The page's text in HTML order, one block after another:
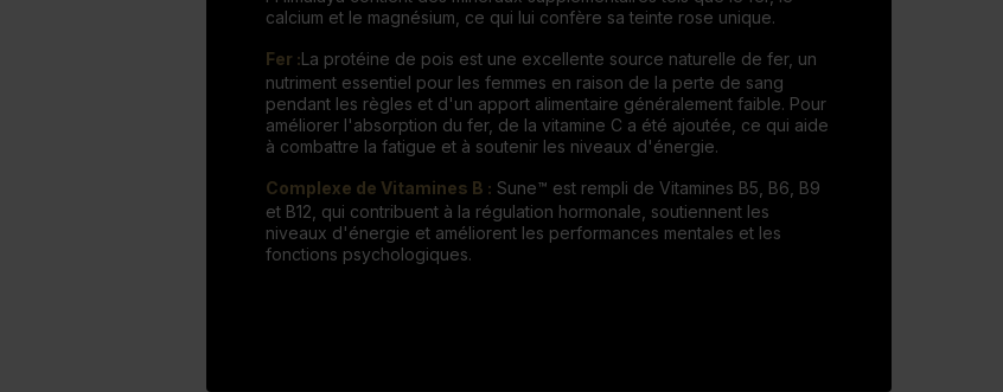
calcium et le magnésium, ce qui lui confère sa teinte rose unique.
Fer :La protéine de pois est une excellente source naturelle de fer, un
nutriment essentiel pour les femmes en raison de la perte de sang
pendant les règles et d'un apport alimentaire généralement faible. Pour
améliorer l'absorption du fer, de la vitamine C a été ajoutée, ce qui aide
à combattre la fatigue et à soutenir les niveaux d'énergie.
Complexe de Vitamines B : Sune™ est rempli de Vitamines B5, B6, B9
et B12, qui contribuent à la régulation hormonale, soutiennent les
niveaux d'énergie et améliorent les performances mentales et les
fonctions psychologiques.